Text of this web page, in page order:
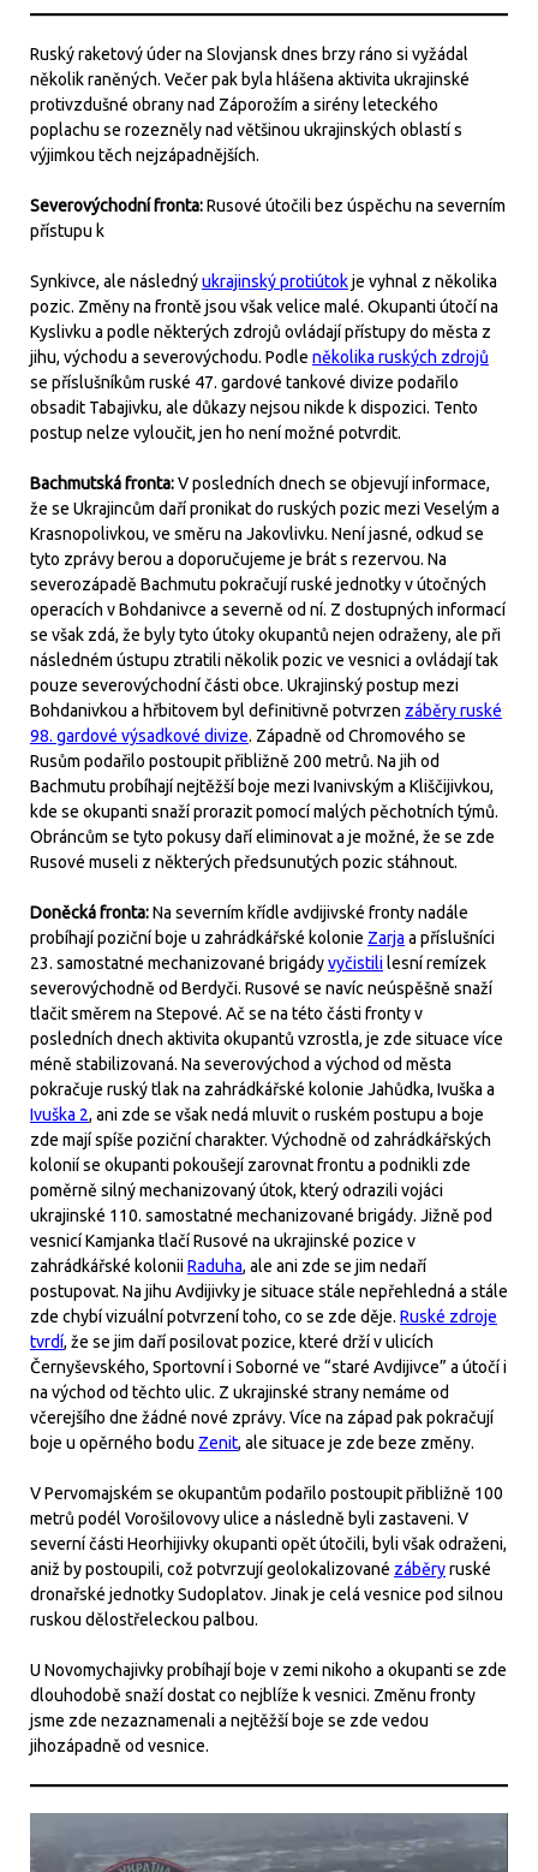
Ruský raketový úder na Slovjansk dnes brzy ráno si vyžádal
několik raněných. Večer pak byla hlášena aktivita ukrajinské
protivzdušné obrany nad Záporožím a sirény leteckého
poplachu se rozezněly nad většinou ukrajinských oblastí s
výjimkou těch nejzápadnějších.
Severovýchodní fronta:Rusové útočili bez úspěchu na severním
přístupu k
Synkivce, ale následnýukrajinský protiútokje vyhnal z několika
pozic. Změny na frontě jsou však velice malé. Okupanti útočí na
Kyslivku a podle některých zdrojů ovládají přístupy do města z
jihu, východu a severovýchodu. Podle několika ruských zdrojů
se příslušníkům ruské 47. gardové tankové divize podařilo
obsadit Tabajivku, ale důkazy nejsou nikde k dispozici. Tento
postup nelze vyloučit, jen ho není možné potvrdit.
Bachmutská fronta:V posledních dnech se objevují informace,
že se Ukrajincům daří pronikat do ruských pozic mezi Veselým a
Krasnopolivkou, ve směru na Jakovlivku. Není jasné, odkud se
tyto zprávy berou a doporučujeme je brát s rezervou. Na
severozápadě Bachmutu pokračují ruské jednotky v útočných
operacích v Bohdanivce a severně od ní. Z dostupných informací
se však zdá, že byly tyto útoky okupantů nejen odraženy, ale při
následném ústupu ztratili několik pozic ve vesnici a ovládají tak
pouze severovýchodní části obce. Ukrajinský postup mezi
Bohdanivkou a hřbitovem byl definitivně potvrzen záběry ruské
98. gardové výsadkové divize. Západně od Chromového se
Rusům podařilo postoupit přibližně 200 metrů. Na jih od
Bachmutu probíhají nejtěžší boje mezi Ivanivským a Kliščijivkou,
kde se okupanti snaží prorazit pomocí malých pěchotních týmů.
Obráncům se tyto pokusy daří eliminovat a je možné, že se zde
Rusové museli z některých předsunutých pozic stáhnout.
Doněcká fronta:Na severním křídle avdijivské fronty nadále
probíhají poziční boje u zahrádkářské kolonie Zarja a příslušníci
23. samostatné mechanizované brigádyvyčistililesní remízek
severovýchodně od Berdyči. Rusové se navíc neúspěšně snaží
tlačit směrem na Stepové. Ač se na této části fronty v
posledních dnech aktivita okupantů vzrostla, je zde situace více
méně stabilizovaná. Na severovýchod a východ od města
pokračuje ruský tlak na zahrádkářské kolonie Jahůdka, Ivuška a
Ivuška 2, ani zde se však nedá mluvit o ruském postupu a boje
zde mají spíše poziční charakter. Východně od zahrádkářských
kolonií se okupanti pokoušejí zarovnat frontu a podnikli zde
poměrně silný mechanizovaný útok, který odrazili vojáci
ukrajinské 110. samostatné mechanizované brigády. Jižně pod
vesnicí Kamjanka tlačí Rusové na ukrajinské pozice v
zahrádkářské koloniiRaduha, ale ani zde se jim nedaří
postupovat. Na jihu Avdijivky je situace stále nepřehledná a stále
zde chybí vizuální potvrzení toho, co se zde děje. Ruské zdroje
tvrdí, že se jim daří posilovat pozice, které drží v ulicích
Černyševského, Sportovní i Soborné ve “staré Avdijivce” a útočí i
na východ od těchto ulic. Z ukrajinské strany nemáme od
včerejšího dne žádné nové zprávy. Více na západ pak pokračují
boje u opěrného bodu Zenit, ale situace je zde beze změny.
V Pervomajském se okupantům podařilo postoupit přibližně 100
metrů podél Vorošilovovy ulice a následně byli zastaveni. V
severní části Heorhijivky okupanti opět útočili, byli však odraženi,
aniž by postoupili, což potvrzují geolokalizované záběryruské
dronařské jednotky Sudoplatov. Jinak je celá vesnice pod silnou
ruskou dělostřeleckou palbou.
U Novomychajivky probíhají boje v zemi nikoho a okupanti se zde
dlouhodobě snaží dostat co nejblíže k vesnici. Změnu fronty
jsme zde nezaznamenali a nejtěžší boje se zde vedou
jihozápadně od vesnice.